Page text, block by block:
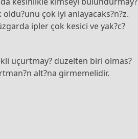
çok iyi anlayacaks?n?z.
ipler çok kesici ve yak?c?
uçurtmay? düzelten biri olmas?
alt?na girmemelidir.